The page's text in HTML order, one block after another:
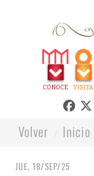
CONOCE VISITA
Volver Inicio
JUE, 18/SEP/25